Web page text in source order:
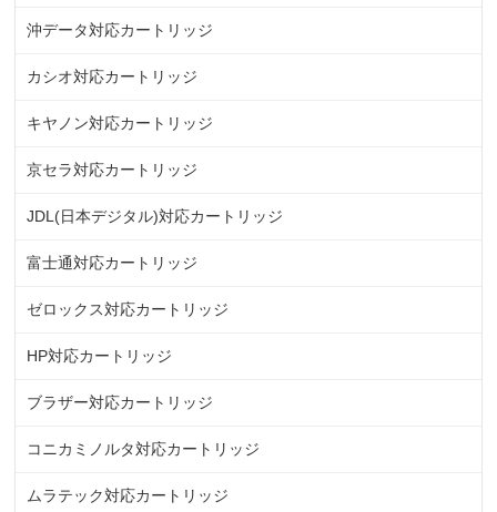
沖データ対応カートリッジ
カシオ対応カートリッジ
キヤノン対応カートリッジ
京セラ対応カートリッジ
JDL(日本デジタル)対応カートリッジ
富士通対応カートリッジ
ゼロックス対応カートリッジ
HP対応カートリッジ
ブラザー対応カートリッジ
コニカミノルタ対応カートリッジ
ムラテック対応カートリッジ